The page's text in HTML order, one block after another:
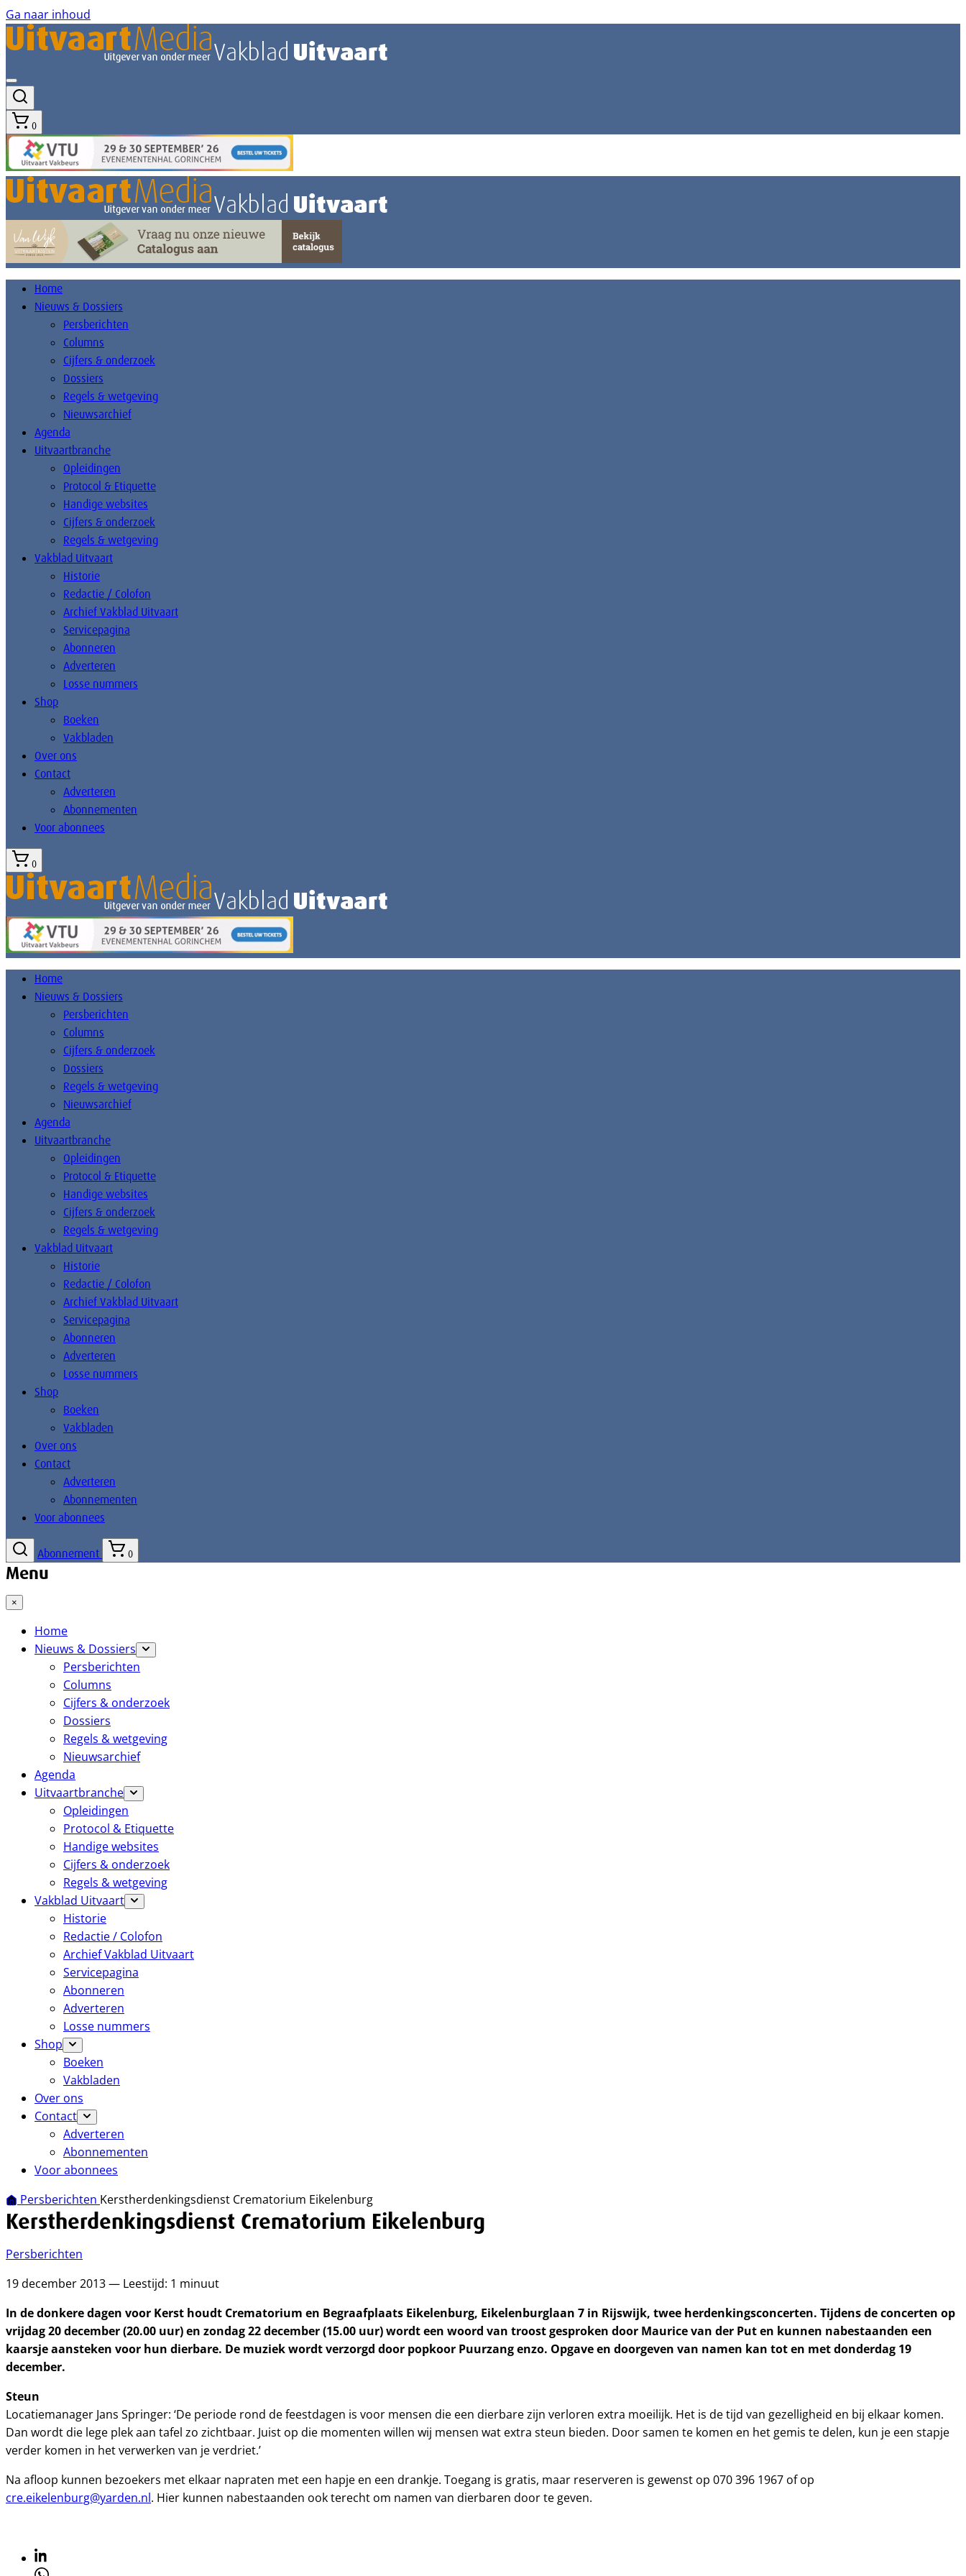
Ga naar inhoud
0
Home
Nieuws & Dossiers
Persberichten
Columns
Cijfers & onderzoek
Dossiers
Regels & wetgeving
Nieuwsarchief
Agenda
Uitvaartbranche
Opleidingen
Protocol & Etiquette
Handige websites
Cijfers & onderzoek
Regels & wetgeving
Vakblad Uitvaart
Historie
Redactie / Colofon
Archief Vakblad Uitvaart
Servicepagina
Abonneren
Adverteren
Losse nummers
Shop
Boeken
Vakbladen
Over ons
Contact
Adverteren
Abonnementen
Voor abonnees
0
Home
Nieuws & Dossiers
Persberichten
Columns
Cijfers & onderzoek
Dossiers
Regels & wetgeving
Nieuwsarchief
Agenda
Uitvaartbranche
Opleidingen
Protocol & Etiquette
Handige websites
Cijfers & onderzoek
Regels & wetgeving
Vakblad Uitvaart
Historie
Redactie / Colofon
Archief Vakblad Uitvaart
Servicepagina
Abonneren
Adverteren
Losse nummers
Shop
Boeken
Vakbladen
Over ons
Contact
Adverteren
Abonnementen
Voor abonnees
Abonnement 0
Menu
×
Home
Nieuws & Dossiers
Persberichten
Columns
Cijfers & onderzoek
Dossiers
Regels & wetgeving
Nieuwsarchief
Agenda
Uitvaartbranche
Opleidingen
Protocol & Etiquette
Handige websites
Cijfers & onderzoek
Regels & wetgeving
Vakblad Uitvaart
Historie
Redactie / Colofon
Archief Vakblad Uitvaart
Servicepagina
Abonneren
Adverteren
Losse nummers
Shop
Boeken
Vakbladen
Over ons
Contact
Adverteren
Abonnementen
Voor abonnees
Persberichten Kerstherdenkingsdienst Crematorium Eikelenburg
Kerstherdenkingsdienst Crematorium Eikelenburg
Persberichten
19 december 2013 — Leestijd: 1 minuut
In de donkere dagen voor Kerst houdt Crematorium en Begraafplaats Eikelenburg, Eikelenburglaan 7 in Rijswijk, twee herdenkingsconcerten. Tijdens de concerten op
vrijdag 20 december (20.00 uur) en zondag 22 december (15.00 uur) wordt een woord van troost gesproken door Maurice van der Put en kunnen nabestaanden een
kaarsje aansteken voor hun dierbare. De muziek wordt verzorgd door popkoor Puurzang enzo. Opgave en doorgeven van namen kan tot en met donderdag 19
december.
Steun
Locatiemanager Jans Springer: ‘De periode rond de feestdagen is voor mensen die een dierbare zijn verloren extra moeilijk. Het is de tijd van gezelligheid en bij elkaar komen.
Dan wordt die lege plek aan tafel zo zichtbaar. Juist op die momenten willen wij mensen wat extra steun bieden. Door samen te komen en het gemis te delen, kun je een stapje
verder komen in het verwerken van je verdriet.’
Na afloop kunnen bezoekers met elkaar napraten met een hapje en een drankje. Toegang is gratis, maar reserveren is gewenst op 070 396 1967 of op
cre.eikelenburg@yarden.nl. Hier kunnen nabestaanden ook terecht om namen van dierbaren door te geven.
Linkedin